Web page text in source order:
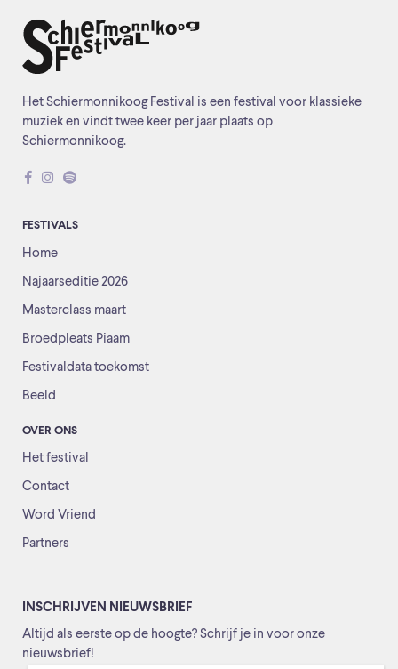
Het Schiermonnikoog Festival is een festival voor klassieke
muziek en vindt twee keer per jaar plaats op
Schiermonnikoog.
FESTIVALS
Home
Najaarseditie 2026
Masterclass maart
Broedpleats Piaam
Festivaldata toekomst
Beeld
OVER ONS
Het festival
Contact
Word Vriend
Partners
INSCHRIJVEN NIEUWSBRIEF
Altijd als eerste op de hoogte? Schrijf je in voor onze
nieuwsbrief!